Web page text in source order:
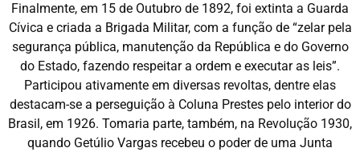
Finalmente, em 15 de Outubro de 1892, foi extinta a Guarda
Cívica e criada a Brigada Militar, com a função de “zelar pela
segurança pública, manutenção da República e do Governo
do Estado, fazendo respeitar a ordem e executar as leis”.
Participou ativamente em diversas revoltas, dentre elas
destacam-se a perseguição à Coluna Prestes pelo interior do
Brasil, em 1926. Tomaria parte, também, na Revolução 1930,
quando Getúlio Vargas recebeu o poder de uma Junta